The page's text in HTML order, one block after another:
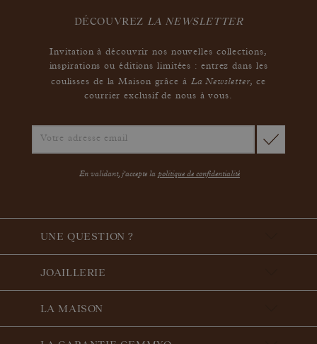
DÉCOUVREZ LA NEWSLETTER
Invitation à découvrir nos nouvelles collections,
inspirations ou éditions limitées : entrez dans les
coulisses de la Maison grâce à La Newsletter,ce
courrier exclusif de nous à vous.
En validant, j'accepte la politique de confidentialité
UNE QUESTION ?
JOAILLERIE
LA MAISON